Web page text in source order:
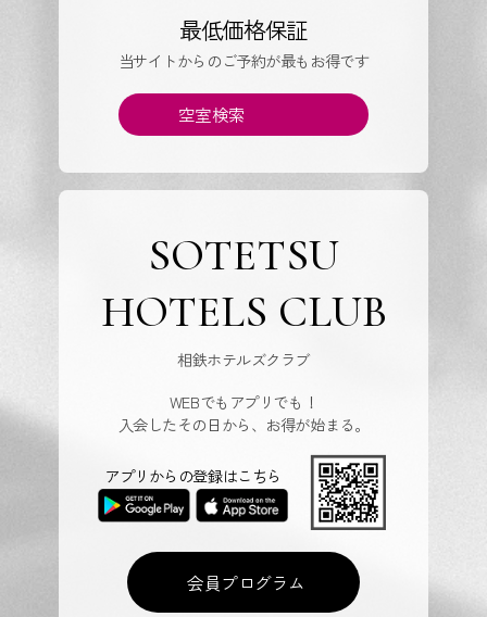
最低価格保証
当サイトからのご予約が最もお得です
空室検索
SOTETSU
HOTELS CLUB
相鉄ホテルズクラブ
WEBでもアプリでも！
入会したその日から、お得が始まる。
会員プログラム
アプリからの登録はこちら